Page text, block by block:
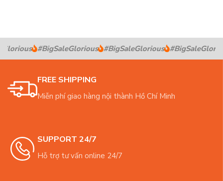
#BigSaleGlorious #BigSaleGlorious
FREE SHIPPING
Miễn phí giao hàng nội thành Hồ Chí Minh
SUPPORT 24/7
Hỗ trợ tư vấn online 24/7